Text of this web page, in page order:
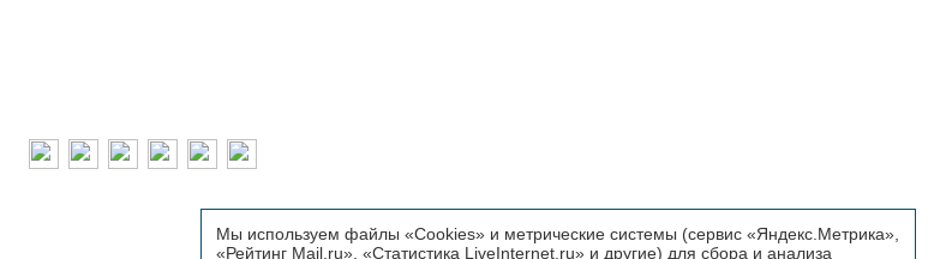
Мы используем файлы «Cookies» и метрические системы (сервис «Яндекс.Метрика»,
«Рейтинг Mail.ru», «Статистика LiveInternet.ru» и другие) для сбора и анализа